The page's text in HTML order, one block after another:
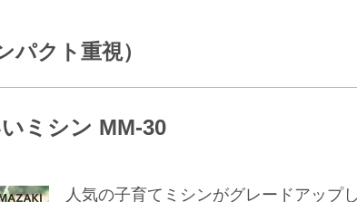
パクト重視）
ミシン MM-30
人気の子育てミシンがグレードアップ